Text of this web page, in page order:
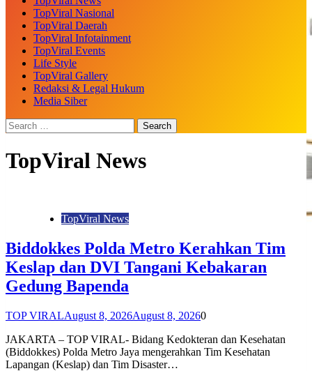
TopViral Nasional
TopViral Daerah
TopViral Infotainment
TopViral Events
Life Style
TopViral Gallery
Redaksi & Legal Hukum
Media Siber
TopViral News
TopViral News
Biddokkes Polda Metro Kerahkan Tim
Keslap dan DVI Tangani Kebakaran
Gedung Bapenda
TOP VIRALAugust 8, 2026August 8, 20260
JAKARTA – TOP VIRAL- Bidang Kedokteran dan Kesehatan
(Biddokkes) Polda Metro Jaya mengerahkan Tim Kesehatan
Lapangan (Keslap) dan Tim Disaster…